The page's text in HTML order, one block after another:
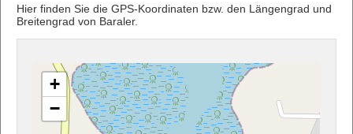
Hier finden Sie die GPS-Koordinaten bzw. den Längengrad und
Breitengrad von Baraler.
+
−